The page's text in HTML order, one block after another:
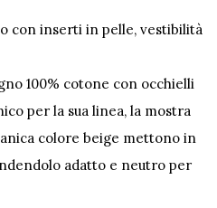
con inserti in pelle, vestibilità
100% cotone con occhielli
per la sua linea, la mostra
colore beige mettono in
adatto e neutro per